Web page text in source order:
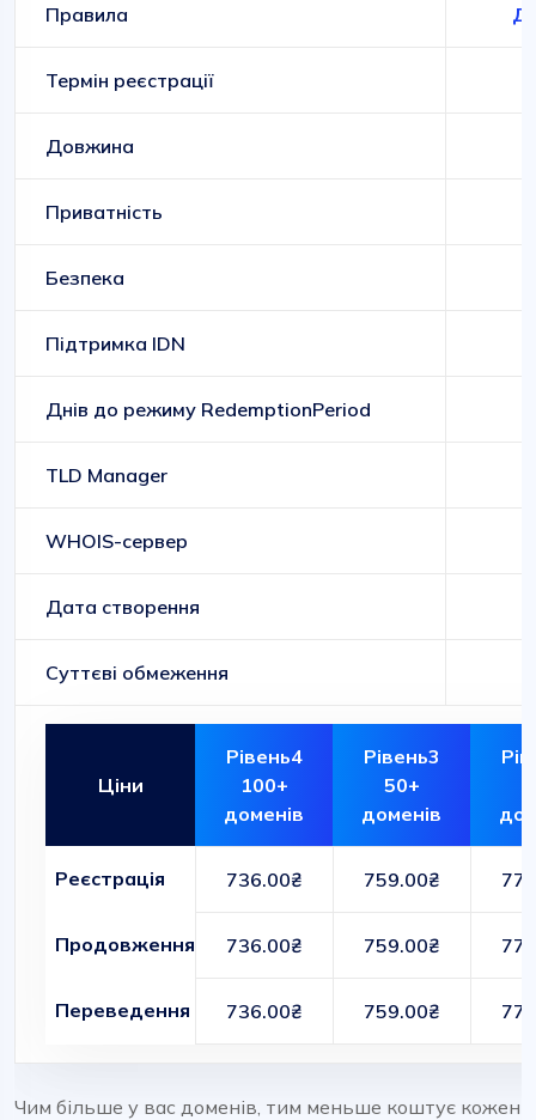
Правила
Термін реєстрації
Довжина
Приватність
Безпека
Підтримка IDN
Днів до режиму RedemptionPeriod
TLD Manager
WHOIS-сервер
Дата створення
Суттєві обмеження
Ціни
Рівень4
100+
доменів
Рівень3
50+
доменів
Реєстрація 736.00₴ 759.00₴
Продовження 736.00₴ 759.00₴
Переведення 736.00₴ 759.00₴
Чим більше у вас доменів, тим меньше коштує кожен